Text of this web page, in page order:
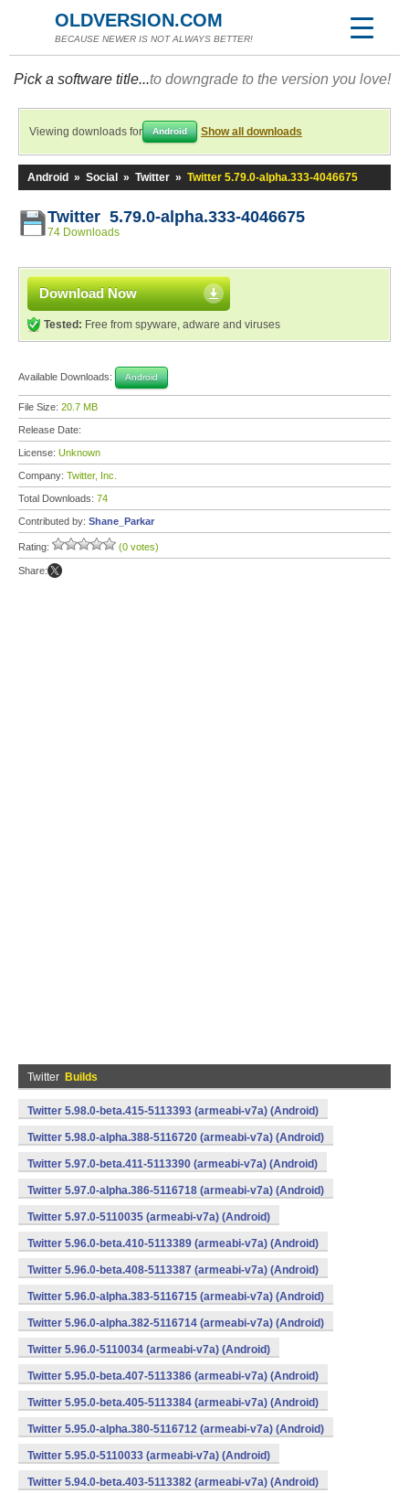
OLDVERSION.COM
BECAUSE NEWER IS NOT ALWAYS BETTER!
Pick a software title...to downgrade to the version you love!
Viewing downloads for Android Show all downloads
Android » Social » Twitter » Twitter 5.79.0-alpha.333-4046675
Twitter 5.79.0-alpha.333-4046675
74 Downloads
Download Now
Tested: Free from spyware, adware and viruses
Available Downloads: Android
File Size: 20.7 MB
Release Date:
License: Unknown
Company: Twitter, Inc.
Total Downloads: 74
Contributed by: Shane_Parkar
Rating: (0 votes)
Share:
Twitter Builds
Twitter 5.98.0-beta.415-5113393 (armeabi-v7a) (Android)
Twitter 5.98.0-alpha.388-5116720 (armeabi-v7a) (Android)
Twitter 5.97.0-beta.411-5113390 (armeabi-v7a) (Android)
Twitter 5.97.0-alpha.386-5116718 (armeabi-v7a) (Android)
Twitter 5.97.0-5110035 (armeabi-v7a) (Android)
Twitter 5.96.0-beta.410-5113389 (armeabi-v7a) (Android)
Twitter 5.96.0-beta.408-5113387 (armeabi-v7a) (Android)
Twitter 5.96.0-alpha.383-5116715 (armeabi-v7a) (Android)
Twitter 5.96.0-alpha.382-5116714 (armeabi-v7a) (Android)
Twitter 5.96.0-5110034 (armeabi-v7a) (Android)
Twitter 5.95.0-beta.407-5113386 (armeabi-v7a) (Android)
Twitter 5.95.0-beta.405-5113384 (armeabi-v7a) (Android)
Twitter 5.95.0-alpha.380-5116712 (armeabi-v7a) (Android)
Twitter 5.95.0-5110033 (armeabi-v7a) (Android)
Twitter 5.94.0-beta.403-5113382 (armeabi-v7a) (Android)